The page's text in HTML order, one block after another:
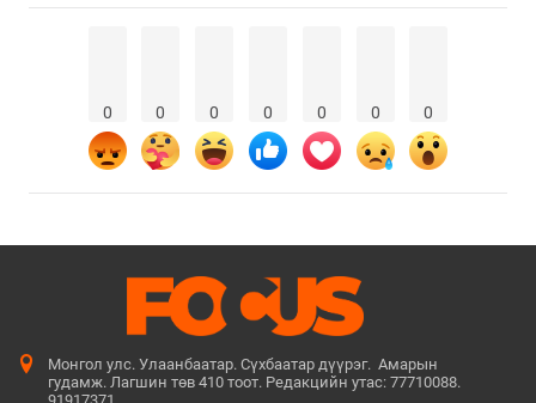
0 0 0 0 0 0 0
Монгол улс. Улаанбаатар. Сүхбаатар дүүрэг. Амарын
гудамж. Лагшин төв 410 тоот. Редакцийн утас: 77710088.